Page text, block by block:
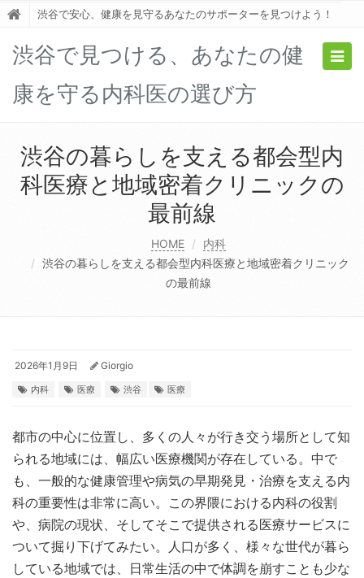
渋谷で安心、健康を見守るあなたのサポーターを見つけよう！
渋谷で見つける、あなたの健
康を守る内科医の選び方
渋谷の暮らしを支える都会型内
科医療と地域密着クリニックの
最前線
HOME
内科
渋谷の暮らしを支える都会型内科医療と地域密着クリニック
の最前線
2026年1月9日 Giorgio
内科 医療 渋谷 医療
都市の中心に位置し、多くの人々が行き交う場所として知
られる地域には、幅広い医療機関が存在している。 中で
も、一般的な健康管理や病気の早期発見・治療を支える内
科の重要性は非常に高い。この界隈における内科の役割
や、病院の現状、そしてそこで提供される医療サービスに
ついて掘り下げてみたい。人口が多く、様々な世代が暮ら
している地域では、日常生活の中で体調を崩すことも少な